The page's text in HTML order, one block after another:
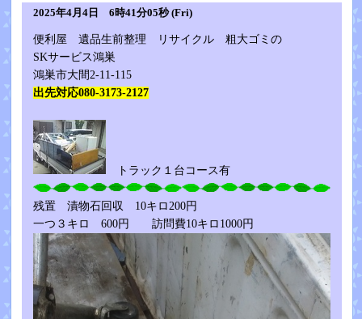
2025年4月4日 6時41分05秒 (Fri)
便利屋 遺品生前整理 リサイクル 粗大ゴミの
SKサービス鴻巣
鴻巣市大間2-11-115
出先対応080-3173-2127
トラック１台コース有
残置 漬物石回収 10キロ200円
一つ３キロ 600円 訪問費10キロ1000円